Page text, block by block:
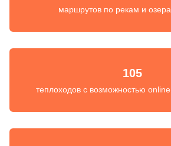
маршрутов по рекам и
105
теплоходов с возможностью